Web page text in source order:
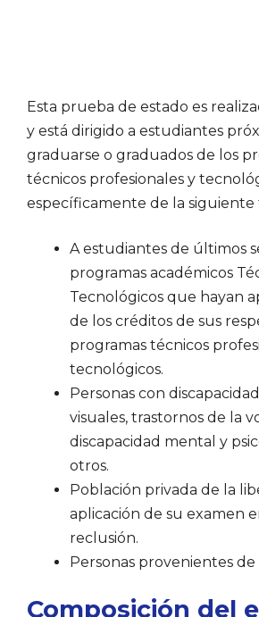
Esta prueba de estado es
y está dirigido a estudiantes
graduarse o graduados de los
técnicos profesionales y
específicamente de la siguiente
A estudiantes de últimos
programas académicos
Tecnológicos que hayan
de los créditos de sus
programas técnicos
tecnológicos.
Personas con
visuales, trastornos de la
discapacidad mental y
otros.
Población privada de la
aplicación de su examen
reclusión.
Personas provenientes de
Composición del